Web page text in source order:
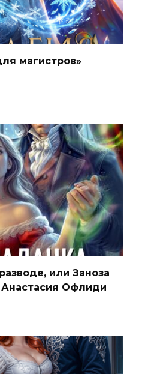
магистров»
или Заноза
Офлиди